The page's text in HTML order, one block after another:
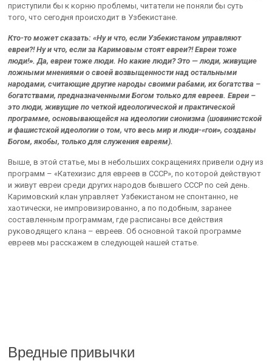
приступили бы к корню проблемы, читатели не поняли бы суть
того, что сегодня происходит в Узбекистане.
Кто-то может сказать: «Ну и что, если Узбекистаном управляют
евреи?! Ну и что, если за Каримовым стоят евреи?! Евреи тоже
люди!». Да, евреи тоже люди. Но какие люди? Это — люди, живущие
ложными мнениями о своей возвыщенности над остальными
народами, считающие другие народы своими рабами, их богатства –
богатствами, предназначенными Богом только для евреев. Евреи –
это люди, живущие по четкой идеологической и практической
программе, основывающейся на идеологии сионизма (шовинистской
и фашистской идеологии о том, что весь мир и люди-«гои», созданы
Богом, якобы, только для служения евреям).
Выше, в этой статье, мы в небольших сокращениях привели одну из
программ – «Катехизис для евреев в СССР», по которой действуют
и живут евреи среди других народов бывшего СССР по сей день.
Каримовский клан управляет Узбекистаном не спонтанно, не
хаотически, не импровизированно, а по подобным, заранее
составленным программам, где расписаны все действия
руководящего клана – евреев. Об основной такой программе
евреев мы расскажем в следующей нашей статье.
Вредные привычки